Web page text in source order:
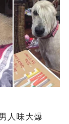
人味大爆